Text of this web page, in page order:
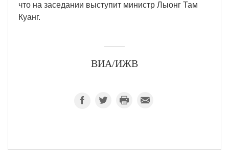
что на заседании выступит министр Лыонг Там
Куанг.
ВИА/ИЖВ